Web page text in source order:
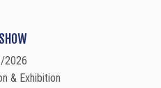
2026
& Exhibition